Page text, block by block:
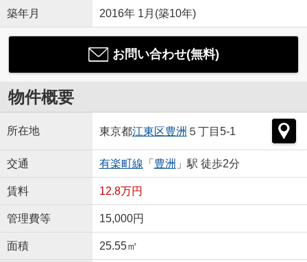
築年月 2016年 1月(築10年)
お問い合わせ(無料)
物件概要
所在地 東京都江東区豊洲 ５丁目5-1
交通 有楽町線 「 豊洲 」駅 徒歩2分
賃料 12.8万円
管理費等 15,000円
面積 25.55㎡